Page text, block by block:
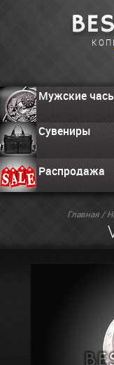
Мужские
Сувениры
Распродажа
Главная/